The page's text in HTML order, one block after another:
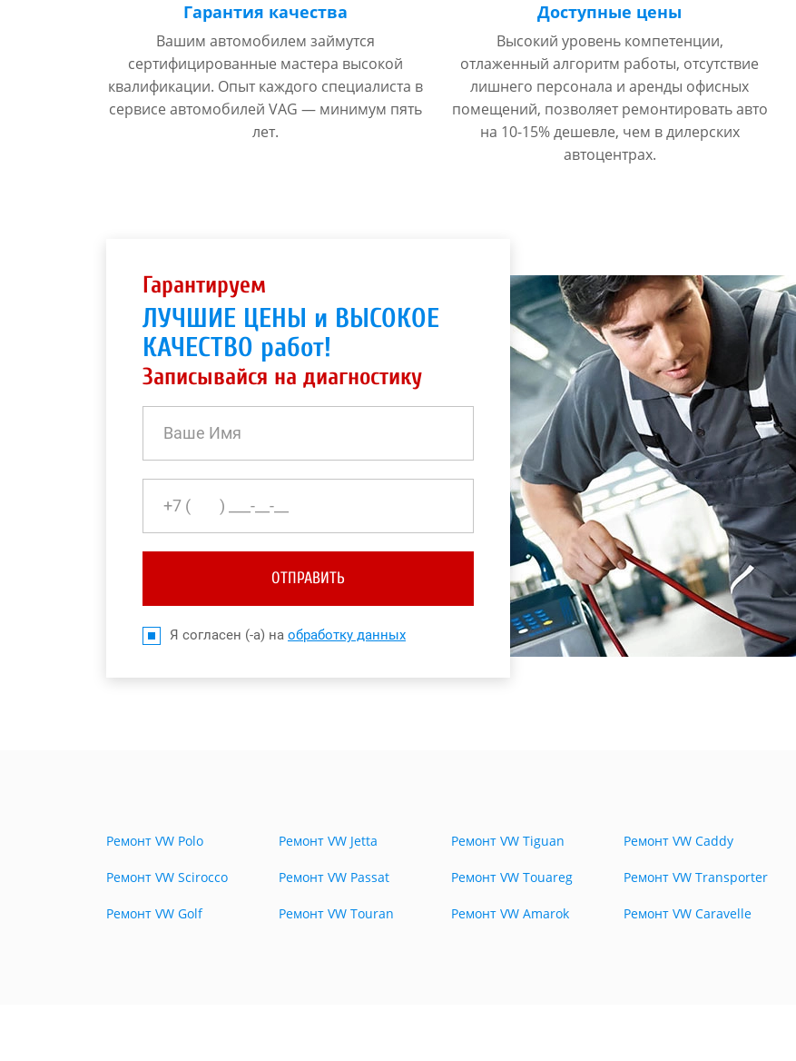
Гарантия качества
Вашим автомобилем займутся
сертифицированные мастера высокой
квалификации. Опыт каждого специалиста в
сервисе автомобилей VAG — минимум пять
лет.
Доступные цены
Высокий уровень компетенции,
отлаженный алгоритм работы, отсутствие
лишнего персонала и аренды офисных
помещений, позволяет ремонтировать авто
на 10-15% дешевле, чем в дилерских
автоцентрах.
Гарантируем
ЛУЧШИЕ ЦЕНЫ и ВЫСОКОЕ
КАЧЕСТВО работ!
Записывайся на диагностику
ОТПРАВИТЬ
Я согласен (-а) на обработку данных
Ремонт VW Polo
Ремонт VW Scirocco
Ремонт VW Golf
Ремонт VW Jetta
Ремонт VW Passat
Ремонт VW Touran
Ремонт VW Tiguan
Ремонт VW Touareg
Ремонт VW Amarok
Ремонт VW Caddy
Ремонт VW Transporter
Ремонт VW Caravelle